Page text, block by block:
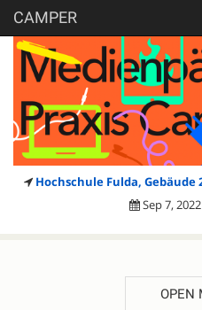
CAMPER
Hochschule Fulda, Gebäude
Sep 7,
OPEN